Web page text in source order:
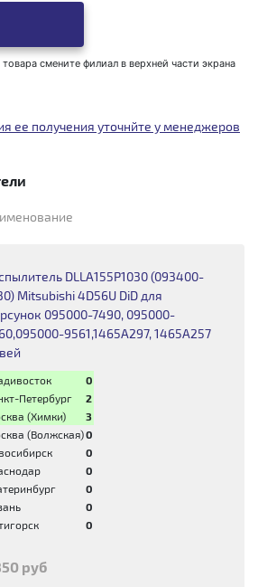
смените филиал в верхней части экрана
ее получения уточнйте у менеджеров
DLLA155P1030 (093400-
Mitsubishi 4D56U DiD для
095000-7490, 095000-
9561,1465A297, 1465A257
0
Петербург
2
(Химки)
3
(Волжская)0
0
0
0
0
0
руб